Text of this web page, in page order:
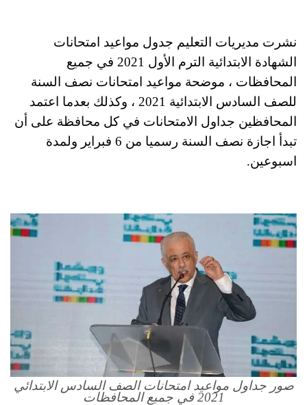
نشرت مديريات التعليم جدول مواعيد امتحانات
الشهادة الابتدائية الترم الأول 2021 في جميع
المحافظات ، موضحة مواعيد امتحانات نصف السنة
للصف السادس الابتدائية 2021 ، وكذلك بعدما اعتمد
المحافظين جداول الامتحانات في كل محافظة على أن
تبدأ اجازة نصف السنة رسميا من 6 فبراير ولمدة
اسبوعين.
صور جداول مواعيد امتحانات الصف السادس الابتدائي
2021 في جميع المحافظات